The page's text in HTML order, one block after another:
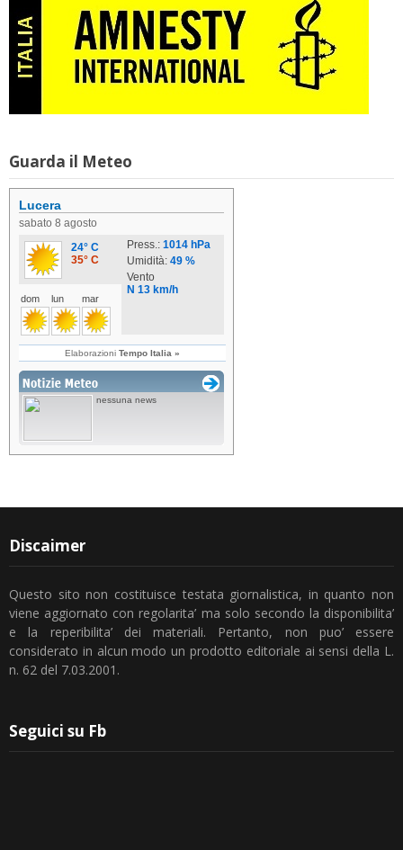
Guarda il Meteo
Discaimer
Questo sito non costituisce testata giornalistica, in quanto non
viene aggiornato con regolarita’ ma solo secondo la disponibilita’
e la reperibilita’ dei materiali. Pertanto, non puo’ essere
considerato in alcun modo un prodotto editoriale ai sensi della L.
n. 62 del 7.03.2001.
Seguici su Fb